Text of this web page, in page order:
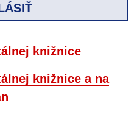
knižnice
knižnice a na